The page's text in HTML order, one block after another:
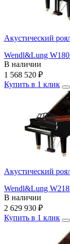
Акустический
Wendl&Lung
В наличии
1 568 520 ₽
Купить в 1 клик
Акустический
Wendl&Lung
В наличии
2 629 930 ₽
Купить в 1 клик